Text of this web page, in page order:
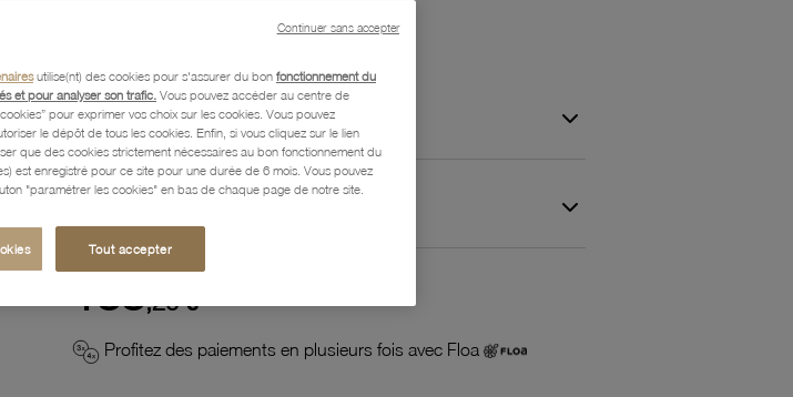
Caractéristiques détaillées
133,20 €
Profitez des paiements en plusieurs fois avec Floa
utilise(nt) des cookies pour s'assurer du bon fonctionnement du
et pour analyser son trafic. Vous pouvez accéder au centre de
pour exprimer vos choix sur les cookies. Vous pouvez
le dépôt de tous les cookies. Enfin, si vous cliquez sur le lien
que des cookies strictement nécessaires au bon fonctionnement du
est enregistré pour ce site pour une durée de 6 mois. Vous pouvez
"paramétrer les cookies" en bas de chaque page de notre site.
Tout accepter
Continuer sans accepter